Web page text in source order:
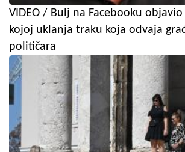
VIDEO / Bulj na Facebooku
kojoj uklanja traku koja odvaja
političara